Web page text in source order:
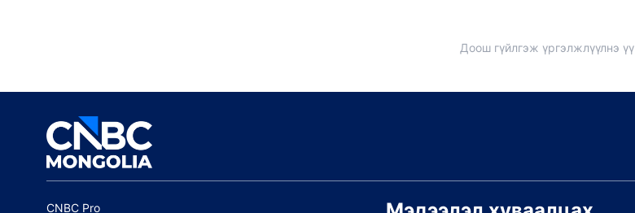
Доош гүйлгэж үргэлжлүүлнэ үү
CNBC Pro